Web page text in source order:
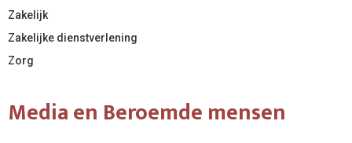
Zakelijk
Zakelijke dienstverlening
Zorg
Media en Beroemde mensen